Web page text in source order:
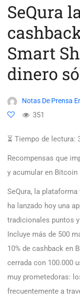
SeQura
Smart
dinero
Notas De Prensa
351
⏳ Tiempo de lectura:
Recompensas que
y acumular en Bitcoin
SeQura, la
ha lanzado hoy una
tradicionales puntos
Incluye más de 500
10% de cashback en
cerrada con 100.000
muy prometedoras:
frecuentemente a